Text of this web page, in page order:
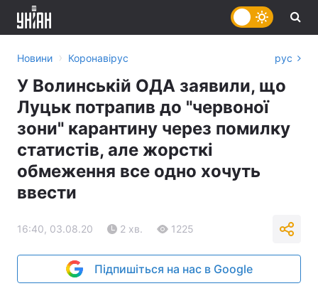
Новини › Коронавірус рус
У Волинській ОДА заявили, що
Луцьк потрапив до "червоної
зони" карантину через помилку
статистів, але жорсткі
обмеження все одно хочуть
ввести
16:40, 03.08.20 2 хв. 1225
Підпишіться на нас в Google